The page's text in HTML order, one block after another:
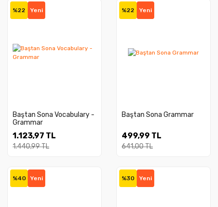
%22 Yeni
Baştan Sona Vocabulary -
Grammar
1.123,97 TL
1.440,99 TL
%22 Yeni
Baştan Sona Grammar
499,99 TL
641,00 TL
%40 Yeni %30 Yeni